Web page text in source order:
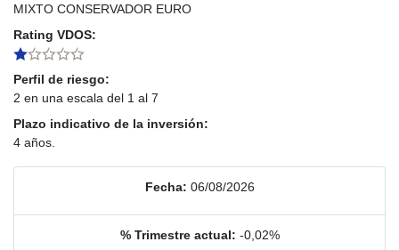
MIXTO CONSERVADOR EURO
Rating VDOS:
Perfil de riesgo:
2 en una escala del 1 al 7
Plazo indicativo de la inversión:
4 años.
Fecha: 06/08/2026
% Trimestre actual: -0,02%